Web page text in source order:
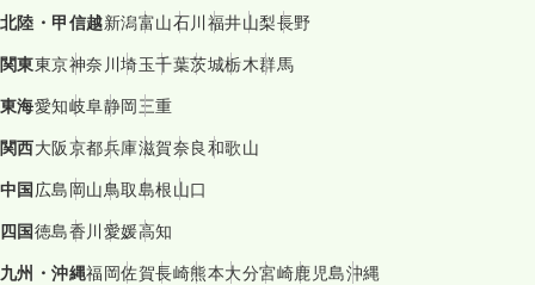
北陸・甲信越新潟富山石川福井山梨長野
関東東京神奈川埼玉千葉茨城栃木群馬
東海愛知岐阜静岡三重
関西大阪京都兵庫滋賀奈良和歌山
中国広島岡山鳥取島根山口
四国徳島香川愛媛高知
九州・沖縄福岡佐賀長崎熊本大分宮崎鹿児島沖縄